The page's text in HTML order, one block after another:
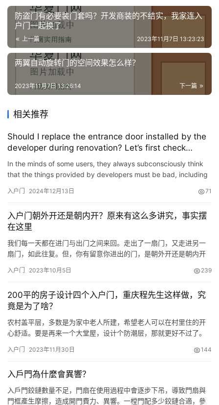
业
资
讯
联
系
们
防盗门有必要装门套吗？开发商装的不结实，我家连入
户门一起换了
上一篇 2023年11月7日 13:23:23
两翼自动旋转门的空间效果怎么样？
下一篇
2023年11月7日 13:26:14
相关推荐
Should I replace the entrance door installed by the
developer during renovation? Let’s first check
whether it’s a security door or not.
In the minds of some users, they always subconsciously think
that the things provided by developers must be bad, including
入户门 2024年12月13日 71
入户门朝外开还是朝内开？原来有这么多讲究，事实摆
在这里
我们每一天都在进门与出门之间来回。走出了一扇门，又走进另一
扇门，如此往复。但，你有留意你进出的门，是朝外开还是朝内开
答，咱们就来好好说说家里的入户门朝外开好还是朝内开？ 图片来
积。 这是非常直观的优点，入户门朝外开的话，不占用室内空间，
可…
入户门 2023年10月5日 239
200平的房子设计四个入户门，重庆程先生这样做，究
竟是为了啥？
农村盖平层，多数是为家中老人所建，希望老人可以在村里住的开
心舒适。要是再来一个大堂屋，设计个防潮层，那就更好不过了。
平房送给他们，可令人意外的是，房子竟然设计了四个入户门。 除
是啥道理？ 从旋转图上就能看出来各个入户门的安放位置，不得不
说设计…
入户门 2023年11月30日 144
入戶門為什麼會異響？
入戶門鉸鏈數量不足，門扇在使用過程中會逐步下吊，導致門扇與
門框產生摩擦，造成開門費力、異響。一樘門配多少鉸鏈合適，參